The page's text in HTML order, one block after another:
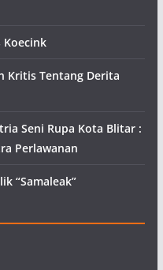
Koecink
Kritis Tentang Derita
Seni Rupa Kota Blitar :
Perlawanan
“Samaleak”